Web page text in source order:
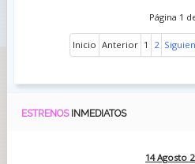
Página 1
Inicio Anterior 1 2
ESTRENOS INMEDIATOS
14 Agosto